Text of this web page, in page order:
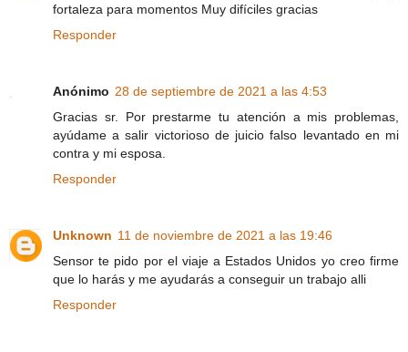
fortaleza para momentos Muy difíciles gracias
Responder
Anónimo 28 de septiembre de 2021 a las 4:53
Gracias sr. Por prestarme tu atención a mis problemas,
ayúdame a salir victorioso de juicio falso levantado en mi
contra y mi esposa.
Responder
Unknown 11 de noviembre de 2021 a las 19:46
Sensor te pido por el viaje a Estados Unidos yo creo firme
que lo harás y me ayudarás a conseguir un trabajo alli
Responder